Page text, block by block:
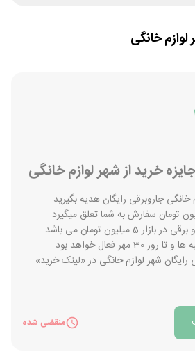
لوازم خانگی
خرید از شهر لوازم خانگی
جاروبرقی رایگان هدیه بگیرید
میلیون تومان می باشد
مهر فعال خواهد بود
شهر لوازم خانگی در «لینک خرید»
منقضی شده